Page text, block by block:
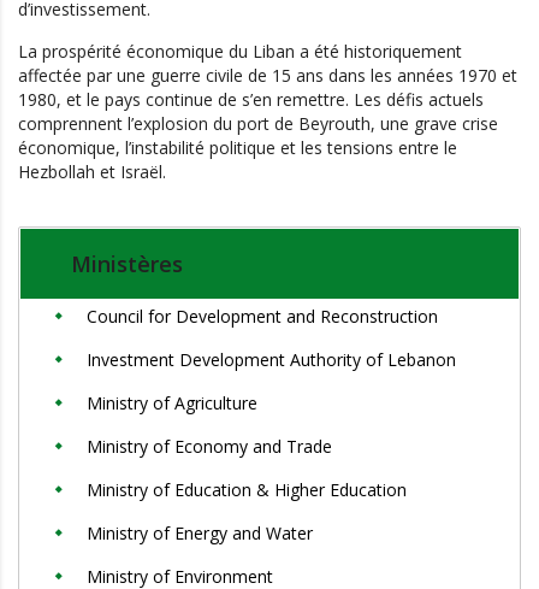
d’investissement.
La prospérité économique du Liban a été historiquement
affectée par une guerre civile de 15 ans dans les années 1970 et
1980, et le pays continue de s’en remettre. Les défis actuels
comprennent l’explosion du port de Beyrouth, une grave crise
économique, l’instabilité politique et les tensions entre le
Hezbollah et Israël.
Ministères
Council for Development and Reconstruction
Investment Development Authority of Lebanon
Ministry of Agriculture
Ministry of Economy and Trade
Ministry of Education & Higher Education
Ministry of Energy and Water
Ministry of Environment